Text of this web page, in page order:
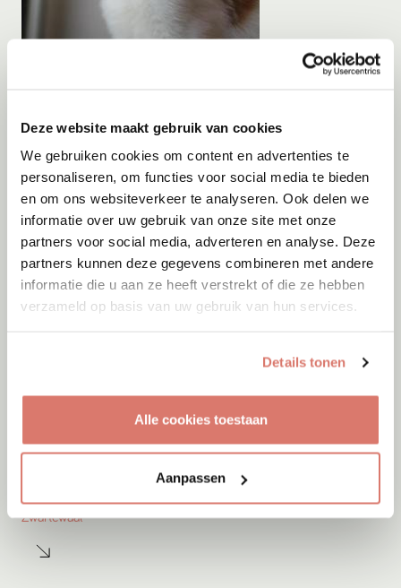
Deze website maakt gebruik van cookies
We gebruiken cookies om content en advertenties te
personaliseren, om functies voor social media te bieden
en om ons websiteverkeer te analyseren. Ook delen we
informatie over uw gebruik van onze site met onze
partners voor social media, adverteren en analyse. Deze
partners kunnen deze gegevens combineren met andere
informatie die u aan ze heeft verstrekt of die ze hebben
verzameld op basis van uw gebruik van hun services.
Details tonen
Alle cookies toestaan
Aanpassen
Zwartewaal